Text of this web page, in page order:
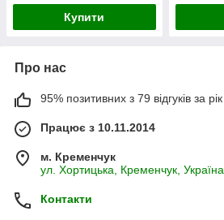
Купити
Про нас
95% позитивних з 79 відгуків за рік
Працює з 10.11.2014
м. Кременчук
ул. Хортицька, Кременчук, Україна
Контакти